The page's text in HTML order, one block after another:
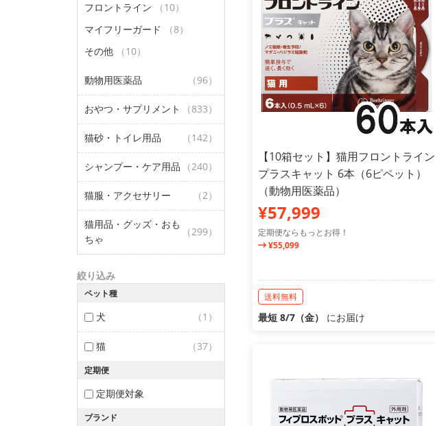
フロントライン
（10）
マイフリーガード
（8）
その他
（10）
動物用医薬品 （96）
おやつ・サプリメント （833）
猫砂・トイレ用品 （142）
シャンプー・ケア用品 （240）
猫服・アクセサリー （2）
猫用品・グッズ・おも
ちゃ
（299）
絞り込み
ペット種
犬 （1）
猫 （37）
定期便
定期便対象
ブランド
【10箱セット】猫用フロントライン
プラスキャット 6本（6ピペット）
（動物用医薬品）
¥57,999
定期便ならもっとお得！
¥55,099
送料無料
最短 8/7（金） にお届け